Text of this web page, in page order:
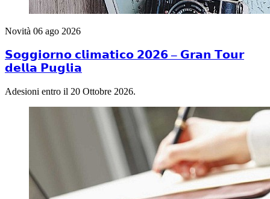
Novità 06 ago 2026
𝗦𝗼𝗴𝗴𝗶𝗼𝗿𝗻𝗼 𝗰𝗹𝗶𝗺𝗮𝘁𝗶𝗰𝗼 𝟮𝟬𝟮𝟲 – 𝗚𝗿𝗮𝗻 𝗧𝗼𝘂𝗿
𝗱𝗲𝗹𝗹𝗮 𝗣𝘂𝗴𝗹𝗶𝗮
Adesioni entro il 20 Ottobre 2026.